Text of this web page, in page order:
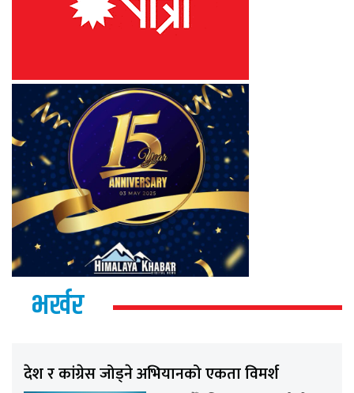
भर्खर
देश र कांग्रेस जोड्ने अभियानको एकता विमर्श